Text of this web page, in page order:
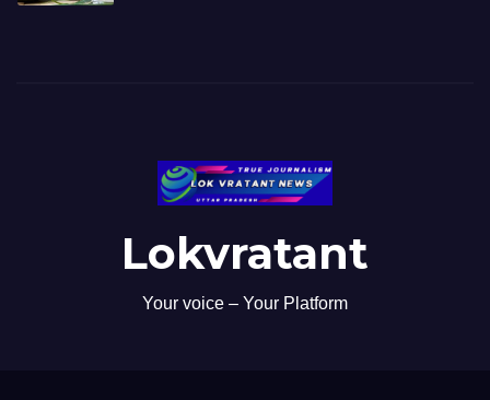
Lokvratant
Your voice – Your Platform